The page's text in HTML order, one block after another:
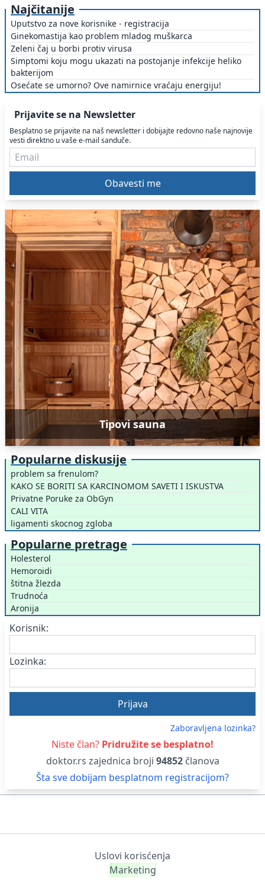
Najčitanije
Uputstvo za nove korisnike - registracija
Ginekomastija kao problem mladog muškarca
Zeleni čaj u borbi protiv virusa
Simptomi koju mogu ukazati na postojanje infekcije heliko
bakterijom
Osećate se umorno? Ove namirnice vraćaju energiju!
Prijavite se na Newsletter
Besplatno se prijavite na naš newsletter i dobijajte redovno naše najnovije
vesti direktno u vaše e-mail sanduče.
Tipovi sauna
Popularne diskusije
problem sa frenulom?
KAKO SE BORITI SA KARCINOMOM SAVETI I ISKUSTVA
Privatne Poruke za ObGyn
CALI VITA
ligamenti skocnog zgloba
Popularne pretrage
Holesterol
Hemoroidi
štitna žlezda
Trudnoća
Aronija
Korisnik:
Lozinka:
Zaboravljena lozinka?
Niste član? Pridružite se besplatno!
doktor.rs zajednica broji 94852članova
Šta sve dobijam besplatnom registracijom?
Uslovi korisćenja
Marketing